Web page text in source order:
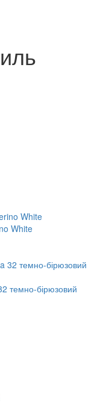
White
темно-бірюзовий